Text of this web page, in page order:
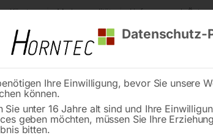
Kärnten Markenqualität Lieferung nach
Reinigung
Kugelhahn, IG 3/8′
Datenschutz-
Ihre Einwilligung, bevor Sie unsere
können.
Sie unter 16 Jahre alt sind und Ihre
geben möchten, müssen Sie Ihre
bitten.